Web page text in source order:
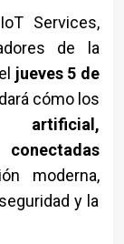
Services,
de la
jueves 5 de
cómo los
artificial,
moderna,
y la